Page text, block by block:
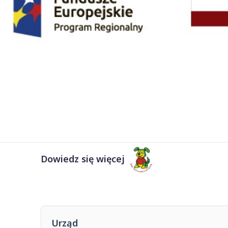
Dowiedz się więcej
Urząd